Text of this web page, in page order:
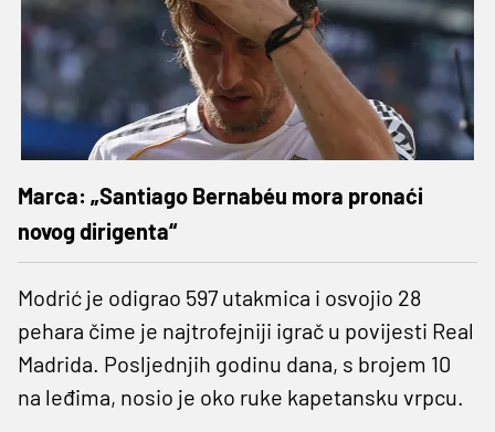
Marca: „Santiago Bernabéu mora pronaći
novog dirigenta“
Modrić je odigrao 597 utakmica i osvojio 28
pehara čime je najtrofejniji igrač u povijesti Real
Madrida. Posljednjih godinu dana, s brojem 10
na leđima, nosio je oko ruke kapetansku vrpcu.